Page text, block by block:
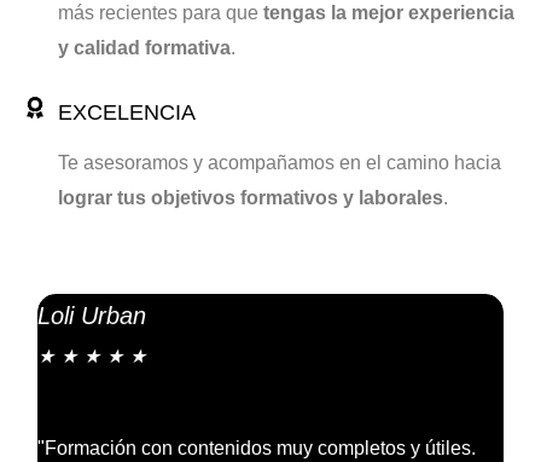
más recientes para que tengas la mejor experiencia
y calidad formativa.
EXCELENCIA
Te asesoramos y acompañamos en el camino hacia
lograr tus objetivos formativos y laborales.
Loli Urban
★ ★ ★ ★ ★
"Formación con contenidos muy completos y útiles.